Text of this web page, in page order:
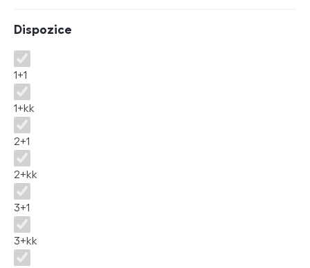
Dispozice
Dispozice
1+1
1+kk
2+1
2+kk
3+1
3+kk